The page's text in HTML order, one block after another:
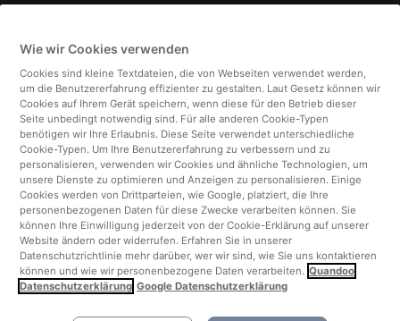
Italien
Finnland
Vereinigtes Königreich
Türkei
Niederlande
Singapur
Wie wir Cookies verwenden
Cookies sind kleine Textdateien, die von Webseiten verwendet werden,
um die Benutzererfahrung effizienter zu gestalten. Laut Gesetz können wir
Cookies auf Ihrem Gerät speichern, wenn diese für den Betrieb dieser
Seite unbedingt notwendig sind. Für alle anderen Cookie-Typen
benötigen wir Ihre Erlaubnis. Diese Seite verwendet unterschiedliche
Cookie-Typen. Um Ihre Benutzererfahrung zu verbessern und zu
personalisieren, verwenden wir Cookies und ähnliche Technologien, um
unsere Dienste zu optimieren und Anzeigen zu personalisieren. Einige
Cookies werden von Drittparteien, wie Google, platziert, die Ihre
personenbezogenen Daten für diese Zwecke verarbeiten können. Sie
können Ihre Einwilligung jederzeit von der Cookie-Erklärung auf unserer
Website ändern oder widerrufen. Erfahren Sie in unserer
Datenschutzrichtlinie mehr darüber, wer wir sind, wie Sie uns kontaktieren
können und wie wir personenbezogene Daten verarbeiten. Quandoo
Datenschutzerklärung Google Datenschutzerklärung